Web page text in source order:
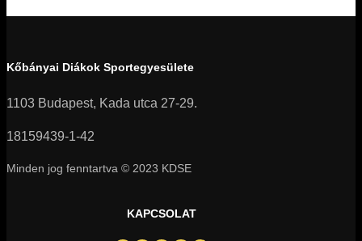
Kőbányai Diákok Sportegyesülete
1103 Budapest, Kada utca 27-29.
18159439-1-42
Minden jog fenntartva © 2023 KDSE
KAPCSOLAT